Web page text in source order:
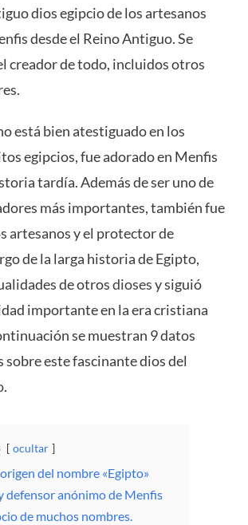
dios egipcio de los artesanos
desde el Reino Antiguo. Se
creador de todo, incluidos otros
está bien atestiguado en los
egipcios, fue adorado en Menfis
tardía. Además de ser uno de
más importantes, también fue
artesanos y el protector de
de la larga historia de Egipto,
de otrosdiosesy siguió
importante en la era cristiana
se muestran 9 datos
este fascinante dios del
.
ocultar
del nombre «Egipto»
defensor anónimo de Menfis
de muchos nombres.